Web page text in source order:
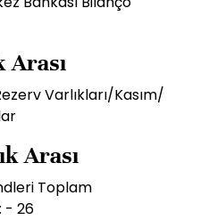
Arası
Varlıkları/Kasım/
Arası
Toplam
- 26